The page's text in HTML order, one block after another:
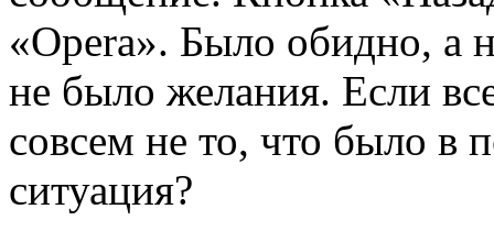
«Opera». Было обидно, а
не было желания. Если
совсем не то, что было в
ситуация?